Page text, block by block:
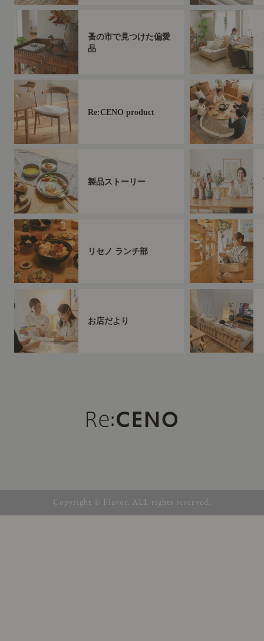
蚤の市で見つけた偏愛
品
Re:CENO product
製品ストーリー
リセノ ランチ部
お店だより
Copyright © Flavor. ALL rights reserved.